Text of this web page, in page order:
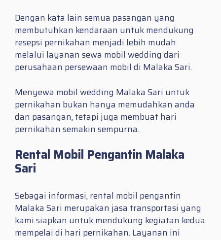
Dengan kata lain semua pasangan yang
membutuhkan kendaraan untuk mendukung
resepsi pernikahan menjadi lebih mudah
melalui layanan sewa mobil wedding dari
perusahaan persewaan mobil di Malaka Sari.
Menyewa mobil wedding Malaka Sari untuk
pernikahan bukan hanya memudahkan anda
dan pasangan, tetapi juga membuat hari
pernikahan semakin sempurna.
Rental Mobil Pengantin Malaka
Sari
Sebagai informasi, rental mobil pengantin
Malaka Sari merupakan jasa transportasi yang
kami siapkan untuk mendukung kegiatan kedua
mempelai di hari pernikahan. Layanan ini